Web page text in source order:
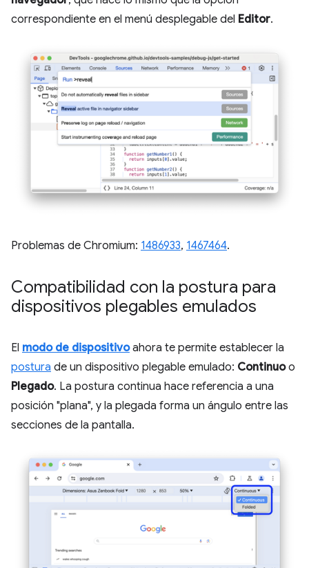
correspondiente en el menú desplegable del Editor.
Problemas de Chromium: 1486933, 1467464.
Compatibilidad con la postura para
dispositivos plegables emulados
El modo de dispositivoahora te permite establecer la
postura de un dispositivo plegable emulado: Continuoo
Plegado. La postura continua hace referencia a una
posición "plana", y la plegada forma un ángulo entre las
secciones de la pantalla.